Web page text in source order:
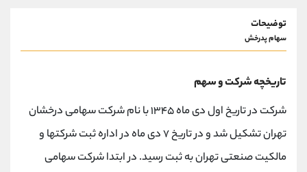
توضیحات
سهام پدرخش
تاریخچه شرکت و سهم
شرکت در تاریخ اول دی ماه ۱۳۴۵ با نام شرکت سهامی درخشان
تهران تشکیل شد و در تاریخ ۷ دی ماه در اداره ثبت شرکتها و
مالکیت صنعتی تهران به ثبت رسید. در ابتدا شرکت سهامی